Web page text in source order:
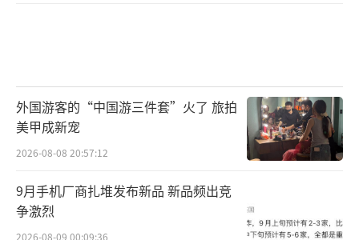
外国游客的“中国游三件套”火了 旅拍
美甲成新宠
2026-08-08 20:57:12
9月手机厂商扎堆发布新品 新品频出竞
争激烈
2026-08-09 00:09:36